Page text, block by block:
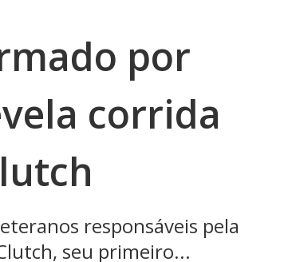
por
corrida
responsáveis pela
seu primeiro...